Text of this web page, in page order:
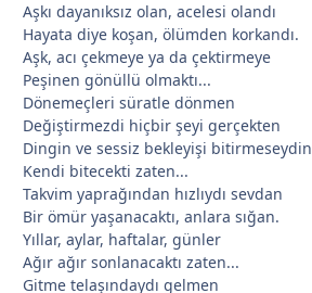
Aşkı dayanıksız olan, acelesi olandı
Hayata diye koşan, ölümden korkandı.
Aşk, acı çekmeye ya da çektirmeye
Peşinen gönüllü olmaktı...
Dönemeçleri süratle dönmen
Değiştirmezdi hiçbir şeyi gerçekten
Dingin ve sessiz bekleyişi bitirmeseydin
Kendi bitecekti zaten...
Takvim yaprağından hızlıydı sevdan
Bir ömür yaşanacaktı, anlara sığan.
Yıllar, aylar, haftalar, günler
Ağır ağır sonlanacaktı zaten...
Gitme telaşındaydı gelmen